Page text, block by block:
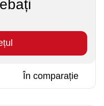
În comparație